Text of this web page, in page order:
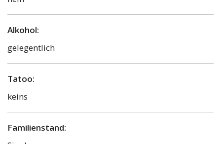
Alkohol:
gelegentlich
Tatoo:
keins
Familienstand: